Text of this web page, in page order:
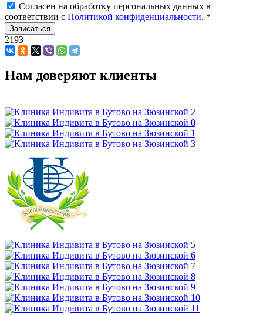
Согласен на обработку персональных данных в
соответствии с Политикой конфиденциальности. *
2193
Нам доверяют клиенты